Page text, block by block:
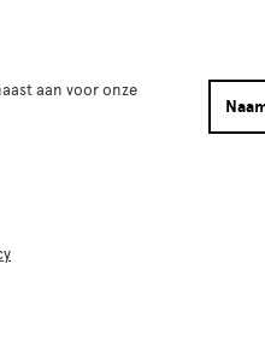
aan voor onze